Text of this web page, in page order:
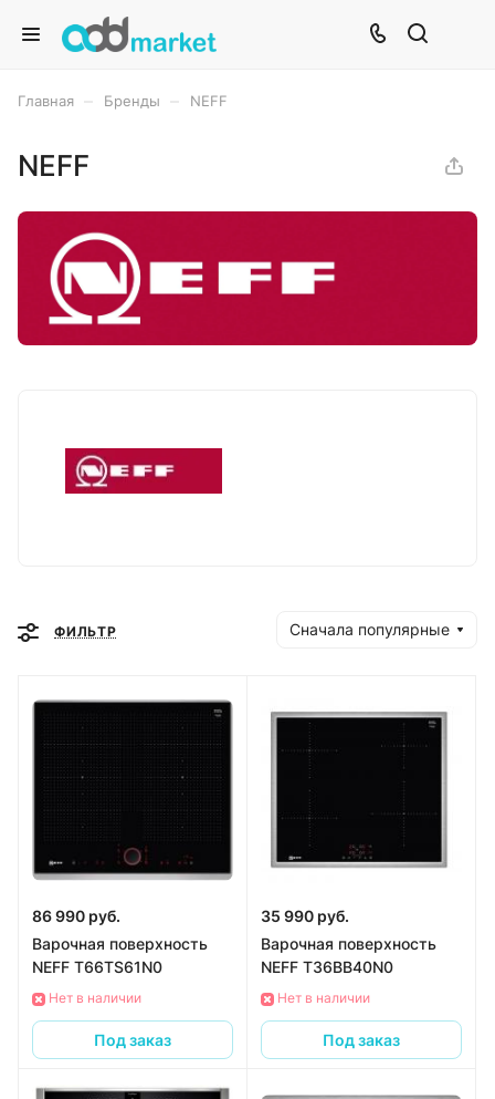
Главная Бренды NEFF
NEFF
ФИЛЬТР Сначала популярные
86 990 руб.
Варочная поверхность
NEFF T66TS61N0
Нет в наличии
Под заказ
35 990 руб.
Варочная поверхность
NEFF T36BB40N0
Нет в наличии
Под заказ